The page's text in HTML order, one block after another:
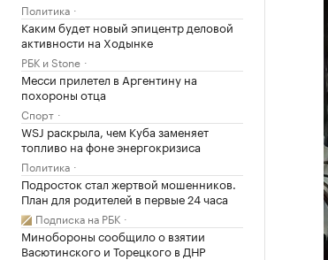
Политика
Каким будет новый эпицентр деловой
активности на Ходынке
РБК и Stone
Месси прилетел в Аргентину на
похороны отца
Спорт
WSJ раскрыла, чем Куба заменяет
топливо на фоне энергокризиса
Политика
Подросток стал жертвой мошенников.
План для родителей в первые 24 часа
Подписка на РБК
Минобороны сообщило о взятии
Васютинского и Торецкого в ДНР